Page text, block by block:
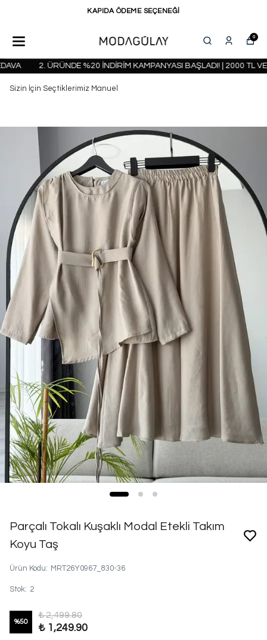
KAPIDA ÖDEME SEÇENEĞİ
0
2. ÜRÜNDE %20 İNDİRİM KAMPANYASI BAŞLADI! | 2000 TL VE
Sizin İçin Seçtiklerimiz Manuel
Parçalı Tokalı Kuşaklı Modal Etekli Takım
Koyu Taş
Ürün Kodu: MRT26Y0967_830-36
Stok: 2
%50
₺ 2,499.80
₺ 1,249.90